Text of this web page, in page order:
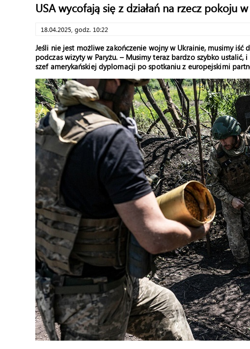
USA wycofają się z działań na rzecz pokoju
18.04.2025, godz. 10:22
Jeśli nie jest możliwe zakończenie wojny w Ukrainie, musimy iść
podczas wizyty w Paryżu. – Musimy teraz bardzo szybko
szef amerykańskiej dyplomacji po spotkaniu z europejskimi